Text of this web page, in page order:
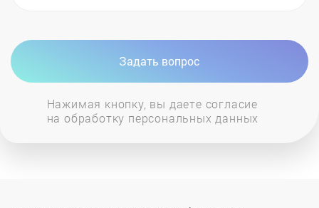
Задать вопрос
Нажимая кнопку, вы даете согласие
на обработку персональных данных